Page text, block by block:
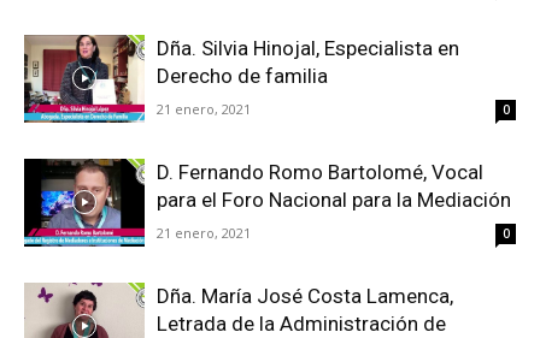
Dña. Silvia Hinojal, Especialista en
Derecho de familia
21 enero, 2021 0
D. Fernando Romo Bartolomé, Vocal
para el Foro Nacional para la Mediación
21 enero, 2021 0
Dña. María José Costa Lamenca,
Letrada de la Administración de